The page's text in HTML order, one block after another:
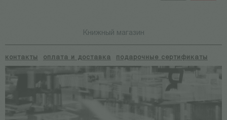
Книжный магазин
контакты оплата и доставка подарочные сертификаты